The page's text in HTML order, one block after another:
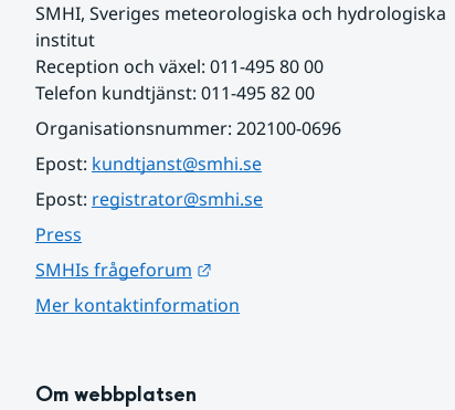
SMHI, Sveriges meteorologiska och hydrologiska
institut
Reception och växel: 011-495 80 00
Telefon kundtjänst: 011-495 82 00
Organisationsnummer: 202100-0696
Epost: kundtjanst@smhi.se
Epost: registrator@smhi.se
Press
SMHIs frågeforum
Mer kontaktinformation
Om webbplatsen